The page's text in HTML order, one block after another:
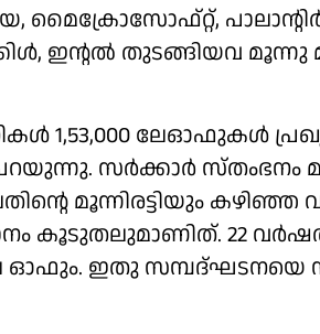
ഇന്റല്‍ തുടങ്ങിയവ
ലേഓഫുകള്‍
സര്‍ക്കാര്‍ സ്തംഭനം
മൂന്നിരട്ടിയും കഴിഞ്ഞ
കൂടുതലുമാണിത്. 22
ഓഫും. ഇതു സമ്പദ്ഘടനയെ